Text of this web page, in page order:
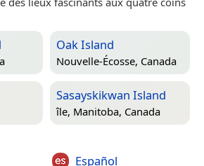
Oak Island
Nouvelle-Écosse, Canada
Sasayskikwan Island
île, Manitoba, Canada
Español